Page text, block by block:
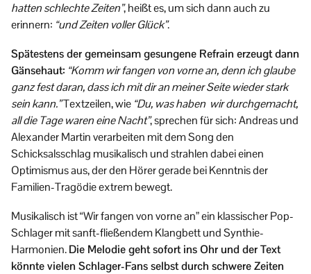
hatten schlechte Zeiten”, heißt es, um sich dann auch zu
erinnern: “und Zeiten voller Glück”.
Spätestens der gemeinsam gesungene Refrain erzeugt dann
Gänsehaut: “Komm wir fangen von vorne an, denn ich glaube
ganz fest daran, dass ich mit dir an meiner Seite wieder stark
sein kann.”Textzeilen, wie “Du, was haben wir durchgemacht,
all die Tage waren eine Nacht”, sprechen für sich: Andreas und
Alexander Martin verarbeiten mit dem Song den
Schicksalsschlag musikalisch und strahlen dabei einen
Optimismus aus, der den Hörer gerade bei Kenntnis der
Familien-Tragödie extrem bewegt.
Musikalisch ist “Wir fangen von vorne an” ein klassischer Pop-
Schlager mit sanft-fließendem Klangbett und Synthie-
Harmonien.Die Melodie geht sofort ins Ohr und der Text
könnte vielen Schlager-Fans selbst durch schwere Zeiten